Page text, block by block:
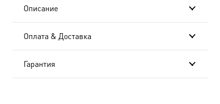
Описание
Оплата & Доставка
Гарантия